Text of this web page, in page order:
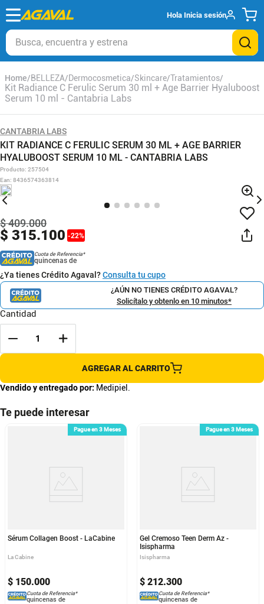
Hola Inicia sesión
Busca, encuentra y estrena
BELLEZA Dermocosmetica Skincare Tratamientos
Kit Radiance C Ferulic Serum 30 ml + Age Barrier Hyaluboost
Serum 10 ml - Cantabria Labs
CANTABRIA LABS
KIT RADIANCE C FERULIC SERUM 30 ML + AGE BARRIER
HYALUBOOST SERUM 10 ML - CANTABRIA LABS
Producto: 257504
Ean: 8436574363814
$ 315.100 -22%
$409.000
Cuota de Referencia*
quincenas de
¿Ya tienes Crédito Agaval?Consulta tu cupo
¿AÚN NO TIENES CRÉDITO AGAVAL?
Solicítalo y obtenlo en 10 minutos*
Cantidad
AGREGAR AL CARRITO
Vendido y entregado por: Medipiel.
Te puede interesar
Pague en 3 Meses
Sérum Collagen Boost - LaCabine
La Cabine
$ 150.000
Cuota de Referencia*
quincenas de
Pague en 3 Meses
Gel Cremoso Teen Derm Az -
Isispharma
Isispharma
$ 212.300
Cuota de Referencia*
quincenas de